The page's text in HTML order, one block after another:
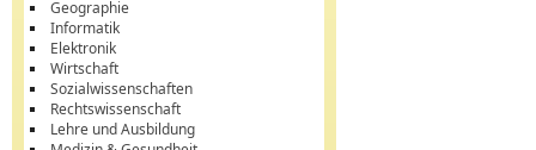
Geographie
Informatik
Elektronik
Wirtschaft
Sozialwissenschaften
Rechtswissenschaft
Lehre und Ausbildung